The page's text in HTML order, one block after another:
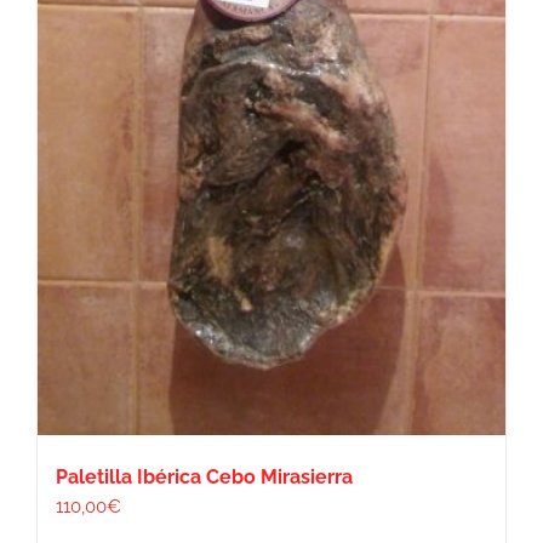
Paletilla Ibérica Cebo Mirasierra
110,00€